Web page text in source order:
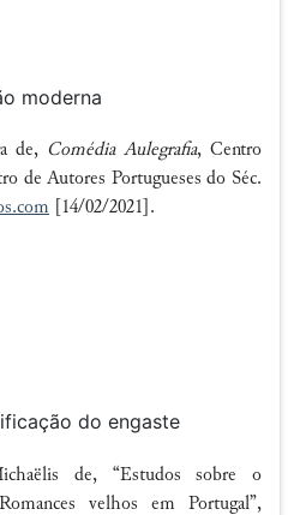
moderna
de, Comédia Aulegrafia, Centro
de Autores Portugueses do Séc.
[14/02/2021].
do engaste
de, “Estudos sobre o
velhos em Portugal”,